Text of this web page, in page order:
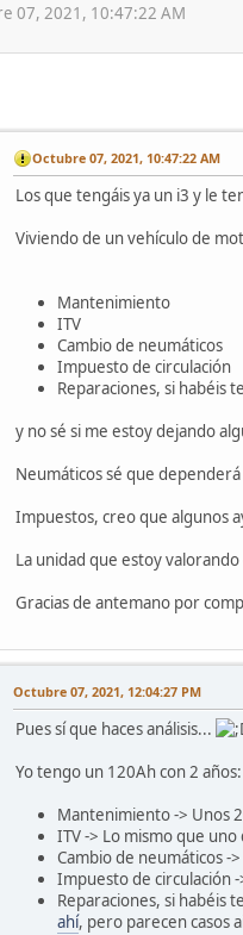
07, 2021, 10:47:22 AM
Octubre 07, 2021, 10:47:22 AM
Los que tengáis ya un i3 y le
Viviendo de un vehículo de
Mantenimiento
ITV
Cambio de neumáticos
Impuesto de circulación
Reparaciones, si habéis
y no sé si me estoy dejando
Neumáticos sé que
Impuestos, creo que algunos
La unidad que estoy valorando
Gracias de antemano por
Octubre 07, 2021, 12:04:27 PM
Pues sí que haces análisis...
Yo tengo un 120Ah con 2 años:
Mantenimiento -> Unos
ITV -> Lo mismo que uno
Cambio de neumáticos -
Impuesto de circulación
Reparaciones, si habéis
ahí, pero parecen casos